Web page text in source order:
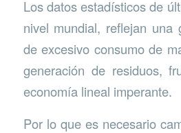
Los datos estadísticos de
nivel mundial, reflejan una
de excesivo consumo de
generación de residuos,
economía lineal imperante.
Por lo que es necesario